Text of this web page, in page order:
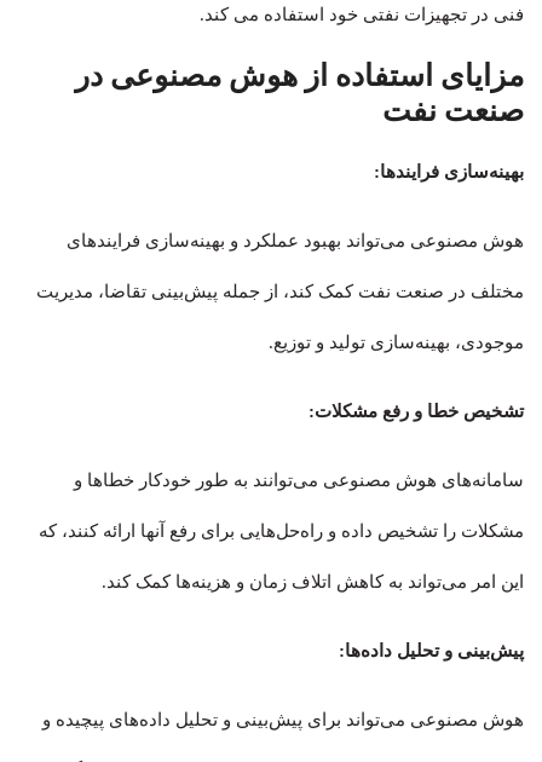
فنی در تجهیزات نفتی خود استفاده می کند.
مزایای استفاده از هوش مصنوعی در
صنعت نفت
بهینه‌سازی فرایندها:
هوش مصنوعی می‌تواند بهبود عملکرد و بهینه‌سازی فرایندهای
مختلف در صنعت نفت کمک کند، از جمله پیش‌بینی تقاضا، مدیریت
موجودی، بهینه‌سازی تولید و توزیع.
تشخیص خطا و رفع مشکلات:
سامانه‌های هوش مصنوعی می‌توانند به طور خودکار خطاها و
مشکلات را تشخیص داده و راه‌حل‌هایی برای رفع آنها ارائه کنند، که
این امر می‌تواند به کاهش اتلاف زمان و هزینه‌ها کمک کند.
پیش‌بینی و تحلیل داده‌ها:
هوش مصنوعی می‌تواند برای پیش‌بینی و تحلیل داده‌های پیچیده و